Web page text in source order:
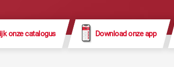
onze catalogus Download onze app